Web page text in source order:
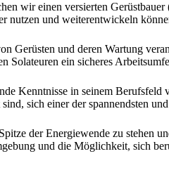
wir einen versierten
nutzen und weiterentwickeln
Gerüsten und deren Wartung
Solateuren ein sicheres
Kenntnisse in seinem
sich einer der spannendsten
der Energiewende zu stehen
und die Möglichkeit, sich